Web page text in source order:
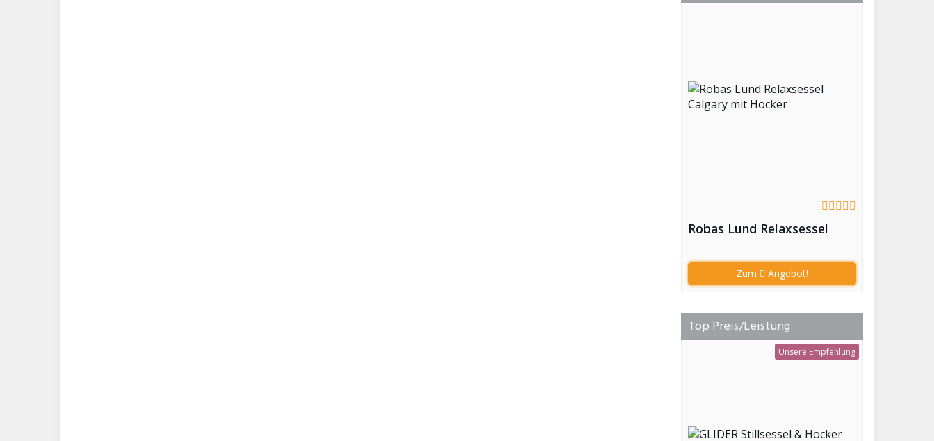
Robas Lund Relaxsessel
Zum Angebot!
Top Preis/Leistung
Unsere Empfehlung